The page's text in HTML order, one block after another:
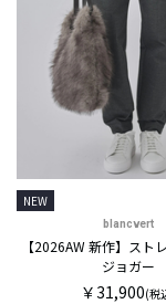
NEW
blancvert
【2026AW 新作】スト
ジョガー
￥31,900(税